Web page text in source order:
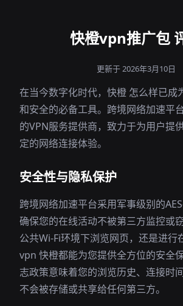
快橙vpn推广包
更新于 2026年3月10日
在当今数字化时代，快橙 怎么样已成
和安全的必备工具。跨境网络加速平
的VPN服务提供商，致力于为用户提
定的网络连接体验。
安全性与隐私保护
跨境网络加速平台采用军事级别的
确保您的在线活动不被第三方监控或
公共Wi-Fi环境下浏览网页，还是进行
vpn 快橙都能为您提供全方位的安全
志政策意味着您的浏览历史、连接时
不会被存储或共享给任何第三方。